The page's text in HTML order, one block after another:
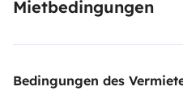
Mietbedingungen
Bedingungen des